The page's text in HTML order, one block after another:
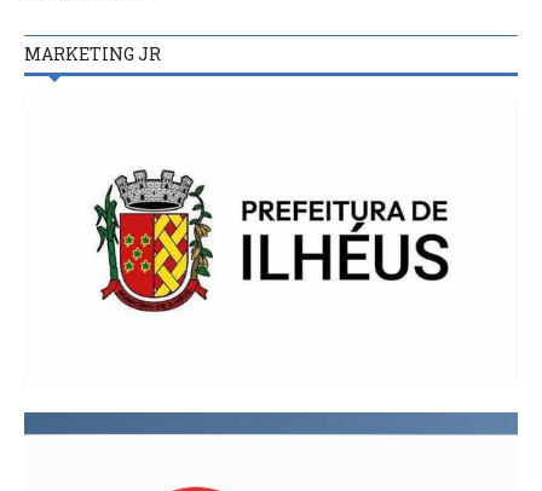
MARKETING JR